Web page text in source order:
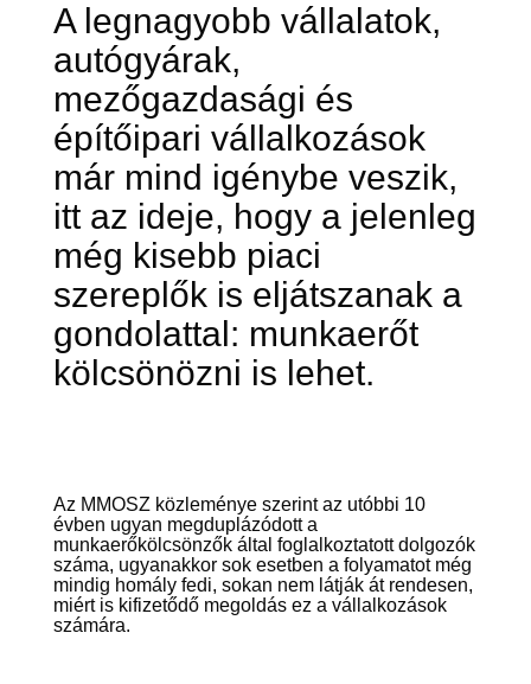
A legnagyobb vállalatok,
autógyárak,
mezőgazdasági és
építőipari vállalkozások
már mind igénybe veszik,
itt az ideje, hogy a jelenleg
még kisebb piaci
szereplők is eljátszanak a
gondolattal: munkaerőt
kölcsönözni is lehet.
Az MMOSZ közleménye szerint az utóbbi 10
évben ugyan megduplázódott a
munkaerőkölcsönzők által foglalkoztatott dolgozók
száma, ugyanakkor sok esetben a folyamatot még
mindig homály fedi, sokan nem látják át rendesen,
miért is kifizetődő megoldás ez a vállalkozások
számára.